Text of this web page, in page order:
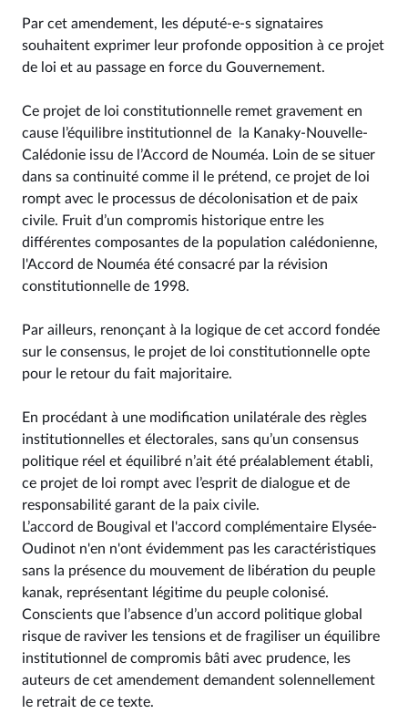
Par cet amendement, les député-e-s signataires
souhaitent exprimer leur profonde opposition à ce projet
de loi et au passage en force du Gouvernement.
Ce projet de loi constitutionnelle remet gravement en
cause l’équilibre institutionnel de la Kanaky-Nouvelle-
Calédonie issu de l’Accord de Nouméa. Loin de se situer
dans sa continuité comme il le prétend, ce projet de loi
rompt avec le processus de décolonisation et de paix
civile. Fruit d’un compromis historique entre les
différentes composantes de la population calédonienne,
l'Accord de Nouméa été consacré par la révision
constitutionnelle de 1998.
Par ailleurs, renonçant à la logique de cet accord fondée
sur le consensus, le projet de loi constitutionnelle opte
pour le retour du fait majoritaire.
En procédant à une modification unilatérale des règles
institutionnelles et électorales, sans qu’un consensus
politique réel et équilibré n’ait été préalablement établi,
ce projet de loi rompt avec l’esprit de dialogue et de
responsabilité garant de la paix civile.
L’accord de Bougival et l'accord complémentaire Elysée-
Oudinot n'en n'ont évidemment pas les caractéristiques
sans la présence du mouvement de libération du peuple
kanak, représentant légitime du peuple colonisé.
Conscients que l’absence d’un accord politique global
risque de raviver les tensions et de fragiliser un équilibre
institutionnel de compromis bâti avec prudence, les
auteurs de cet amendement demandent solennellement
le retrait de ce texte.